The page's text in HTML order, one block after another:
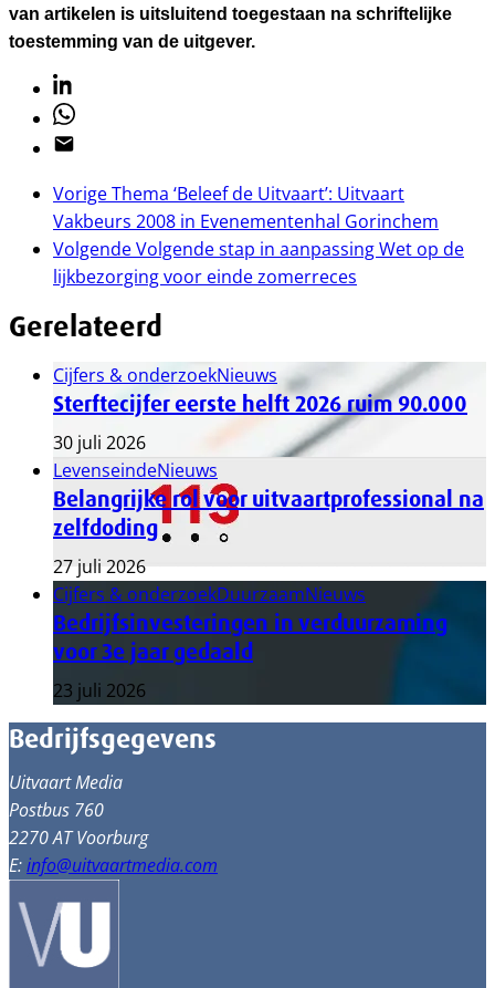
van artikelen is uitsluitend toegestaan na schriftelijke
toestemming van de uitgever.
Linkedin
Whatsapp
Email
VorigeThema ‘Beleef de Uitvaart’: Uitvaart
Vakbeurs 2008 in Evenementenhal Gorinchem
VolgendeVolgende stap in aanpassing Wet op de
lijkbezorging voor einde zomerreces
Gerelateerd
Cijfers & onderzoekNieuws
Sterftecijfer eerste helft 2026 ruim 90.000
30 juli 2026
LevenseindeNieuws
Belangrijke rol voor uitvaartprofessional na
zelfdoding
27 juli 2026
Cijfers & onderzoekDuurzaamNieuws
Bedrijfsinvesteringen in verduurzaming
voor 3e jaar gedaald
23 juli 2026
Bedrijfsgegevens
Uitvaart Media
Postbus 760
2270 AT Voorburg
E:info@uitvaartmedia.com